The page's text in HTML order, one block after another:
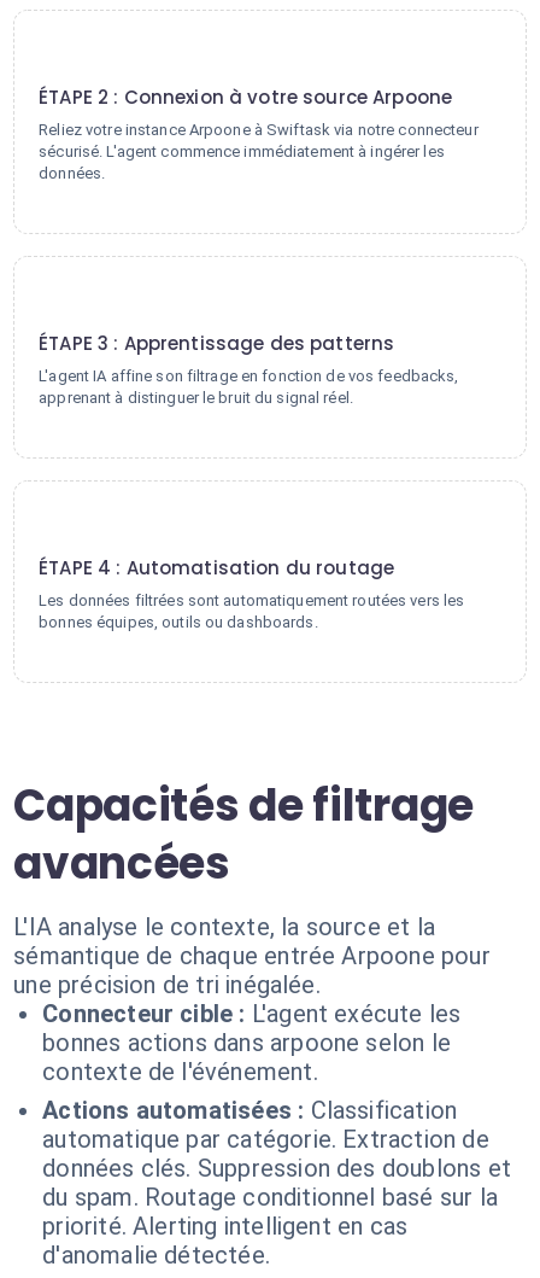
ÉTAPE 2 : Connexion à votre source Arpoone
Reliez votre instance Arpoone à Swiftask via notre connecteur
sécurisé. L'agent commence immédiatement à ingérer les
données.
ÉTAPE 3 : Apprentissage des patterns
L'agent IA affine son filtrage en fonction de vos feedbacks,
apprenant à distinguer le bruit du signal réel.
ÉTAPE 4 : Automatisation du routage
Les données filtrées sont automatiquement routées vers les
bonnes équipes, outils ou dashboards.
Capacités de filtrage
avancées
L'IA analyse le contexte, la source et la
sémantique de chaque entrée Arpoone pour
une précision de tri inégalée.
Connecteur cible : L'agent exécute les
bonnes actions dans arpoone selon le
contexte de l'événement.
Actions automatisées : Classification
automatique par catégorie. Extraction de
données clés. Suppression des doublons et
du spam. Routage conditionnel basé sur la
priorité. Alerting intelligent en cas
d'anomalie détectée.